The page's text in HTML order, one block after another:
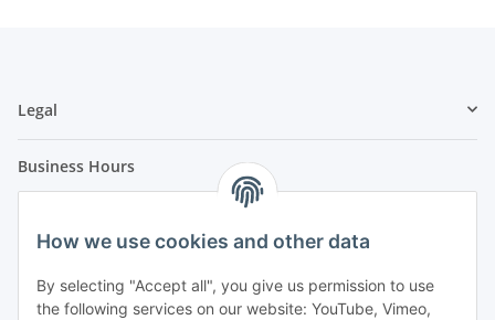
Legal
Business Hours
Our company will be closed from 22.12.2023 up to and
shipped from 02.01.2024.
How we use cookies and other data
By selecting "Accept all", you give us permission to use
the following services on our website: YouTube, Vimeo,